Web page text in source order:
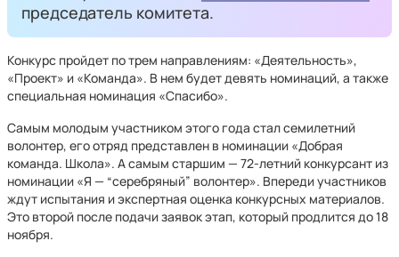
председатель комитета.
Конкурс пройдет по трем направлениям: «Деятельность»,
«Проект» и «Команда». В нем будет девять номинаций, а также
специальная номинация «Спасибо».
Самым молодым участником этого года стал семилетний
волонтер, его отряд представлен в номинации «Добрая
команда. Школа». А самым старшим — 72-летний конкурсант из
номинации «Я — “серебряный” волонтер». Впереди участников
ждут испытания и экспертная оценка конкурсных материалов.
Это второй после подачи заявок этап, который продлится до 18
ноября.